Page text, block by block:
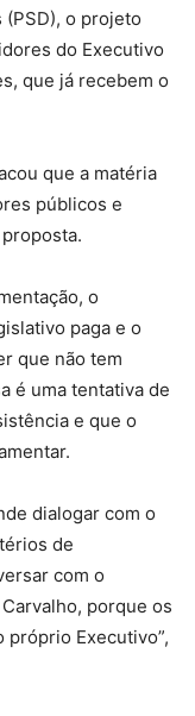
o projeto
do Executivo
que já recebem o
que a matéria
públicos e
o
paga e o
que não tem
é uma tentativa de
e que o
dialogar com o
de
com o
porque os
Executivo”,